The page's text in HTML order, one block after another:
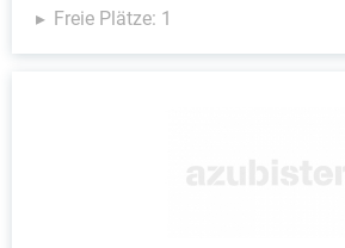
Freie Plätze: 1